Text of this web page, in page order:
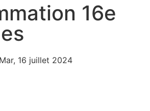
107,1 16e
Mar, 16 juillet 2024